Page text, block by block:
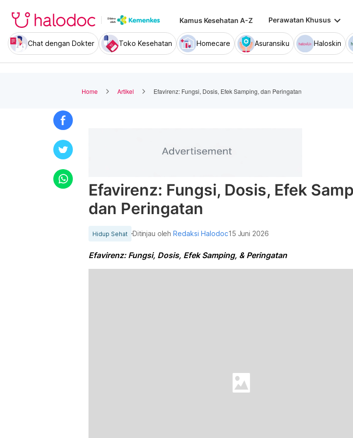
Kamus Kesehatan A-Z Perawatan Khusus keyboard_arrow_down
Chat dengan Dokter Toko Kesehatan Homecare Asuransiku Haloskin
Home Artikel Efavirenz: Fungsi, Dosis, Efek Samping, dan Peringatan
Efavirenz: Fungsi, Dosis, Efek
dan Peringatan
Hidup Sehat Ditinjau olehRedaksi Halodoc15 Juni 2026
Efavirenz: Fungsi, Dosis, Efek Samping, & Peringatan